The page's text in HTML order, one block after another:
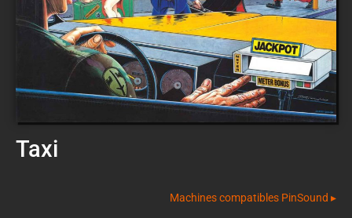
Taxi
Machines compatibles PinSound ▸